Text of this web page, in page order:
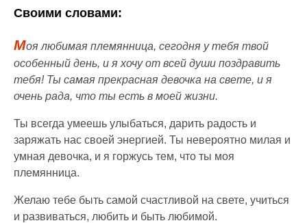
Своими словами:
Моя любимая племянница, сегодня у тебя твой
особенный день, и я хочу от всей души поздравить
тебя! Ты самая прекрасная девочка на свете, и я
очень рада, что ты есть в моей жизни.
Ты всегда умеешь улыбаться, дарить радость и
заряжать нас своей энергией. Ты невероятно милая и
умная девочка, и я горжусь тем, что ты моя
племянница.
Желаю тебе быть самой счастливой на свете, учиться
и развиваться, любить и быть любимой.